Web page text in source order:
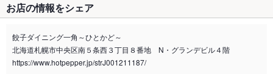
禁煙・喫煙
全席喫煙可
喫煙専用室 なし
お店の情報をシェア
餃子ダイニング一角～ひとかど～
北海道札幌市中央区南５条西３丁目８番地 N・グランデビル４階
https://www.hotpepper.jp/strJ001211187/